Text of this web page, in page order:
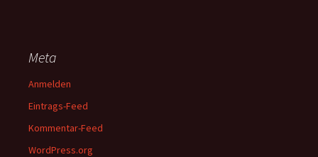
Meta
Anmelden
Eintrags-Feed
Kommentar-Feed
WordPress.org